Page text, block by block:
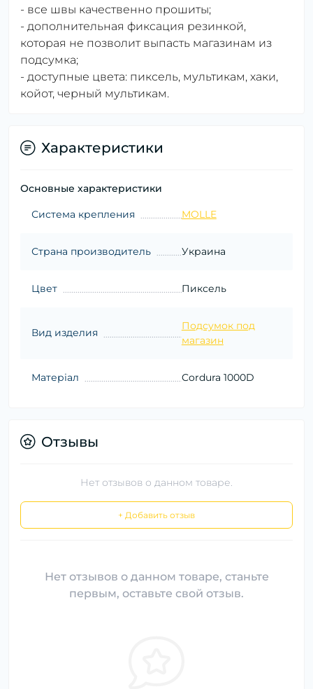
- все швы качественно прошиты;
- дополнительная фиксация резинкой,
которая не позволит выпасть магазинам из
подсумка;
- доступные цвета: пиксель, мультикам, хаки,
койот, черный мультикам.
Характеристики
Основные характеристики
Система крепления MOLLE
Страна производитель Украина
Цвет Пиксель
Вид изделия
Подсумок под
магазин
Матеріал Cordura 1000D
Отзывы
Нет отзывов о данном товаре.
+ Добавить отзыв
Нет отзывов о данном товаре, станьте
первым, оставьте свой отзыв.